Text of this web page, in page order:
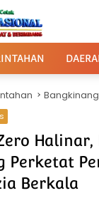
Bangkinang
Halinar,
Perketat
Berkala